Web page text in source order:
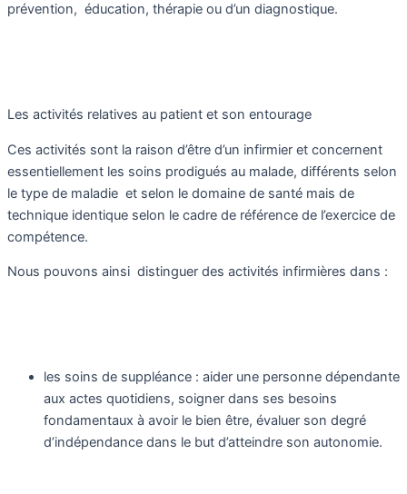
prévention, éducation, thérapie ou d’un diagnostique.
Les activités relatives au patient et son entourage
Ces activités sont la raison d’être d’un infirmier et concernent
essentiellement les soins prodigués au malade, différents selon
le type de maladie et selon le domaine de santé mais de
technique identique selon le cadre de référence de l’exercice de
compétence.
Nous pouvons ainsi distinguer des activités infirmières dans :
les soins de suppléance : aider une personne dépendante
aux actes quotidiens, soigner dans ses besoins
fondamentaux à avoir le bien être, évaluer son degré
d’indépendance dans le but d’atteindre son autonomie.